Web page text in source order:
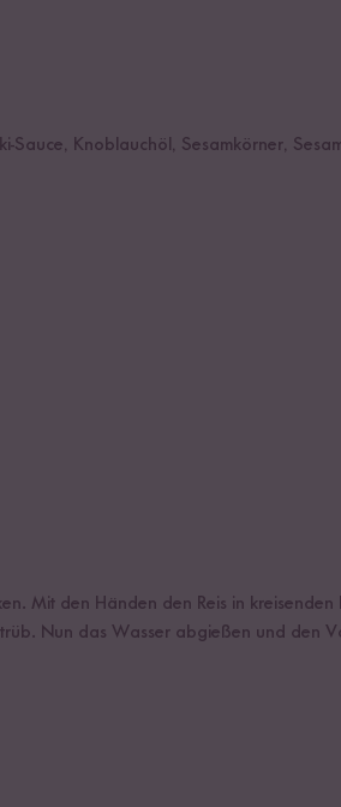
Sauce, Knoblauchöl, Sesamkörner,
Mit den Händen den Reis in
Nun das Wasser abgießen und den